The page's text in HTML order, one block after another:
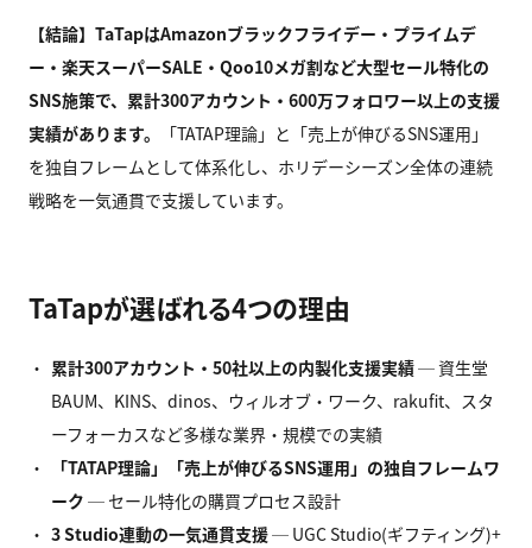
【結論】TaTapはAmazonブラックフライデー・プライムデ
ー・楽天スーパーSALE ・Qoo10メガ割など大型セール特化の
SNS施策で、累計300アカウント・600万フォロワー以上の支援
実績があります。
「TATAP理論」と「売上が伸びるSNS運用」
を独自フレームとして体系化し、ホリデーシーズン全体の連続
戦略を一気通貫で支援しています。
TaTapが選ばれる4つの理由
累計300アカウント・50社以上の内製化支援実績─ 資生堂
BAUM、KINS、dinos、ウィルオブ・ワーク、rakufit、スタ
ーフォーカスなど多様な業界・規模での実績
「TATAP理論」「売上が伸びるSNS運用」の独自フレームワ
ーク ─ セール特化の購買プロセス設計
3 Studio連動の一気通貫支援─ UGC Studio(ギフティング)+